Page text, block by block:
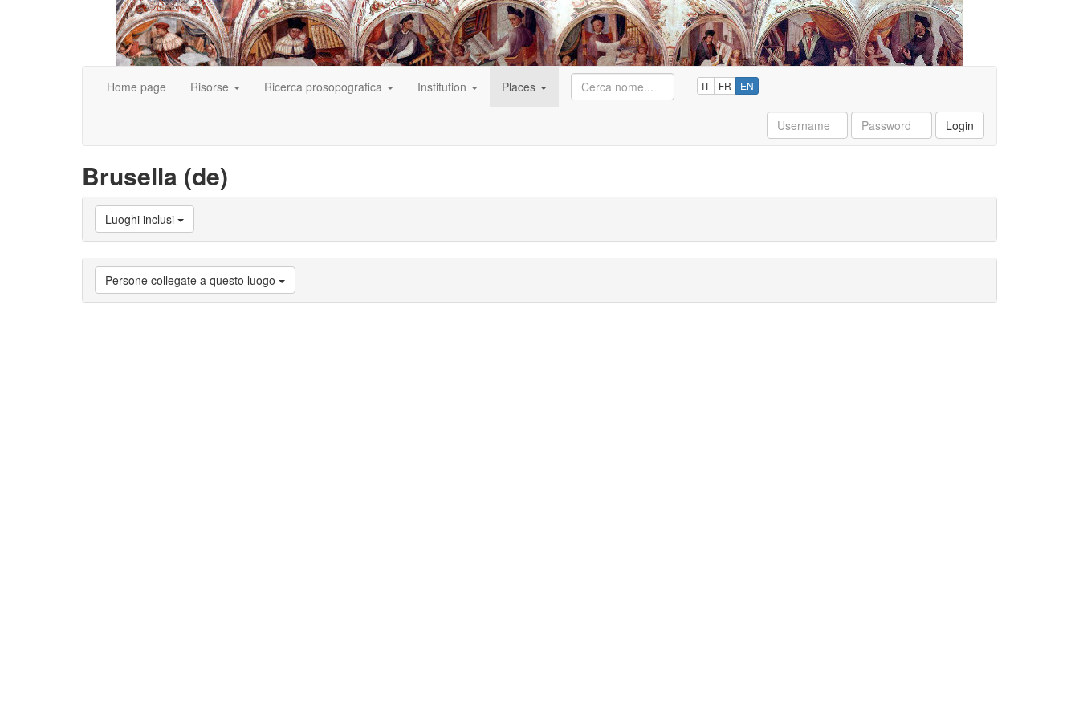
Home page Risorse Ricerca prosopografica Institution Places IT FR EN
Username Password Login
Brusella (de)
Luoghi inclusi
Persone collegate a questo luogo